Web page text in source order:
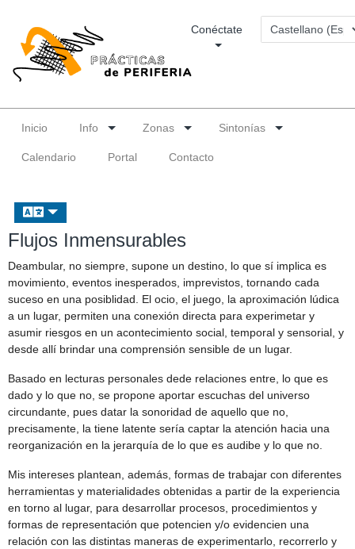
Conéctate
Inicio Info Zonas Sintonías
Calendario Portal Contacto
Flujos Inmensurables
Deambular, no siempre, supone un destino, lo que sí implica es
movimiento, eventos inesperados, imprevistos, tornando cada
suceso en una posiblidad. El ocio, el juego, la aproximación lúdica
a un lugar, permiten una conexión directa para experimetar y
asumir riesgos en un acontecimiento social, temporal y sensorial, y
desde allí brindar una comprensión sensible de un lugar.
Basado en lecturas personales dede relaciones entre, lo que es
dado y lo que no, se propone aportar escuchas del universo
circundante, pues datar la sonoridad de aquello que no,
precisamente, la tiene latente sería captar la atención hacia una
reorganización en la jerarquía de lo que es audibe y lo que no.
Mis intereses plantean, además, formas de trabajar con diferentes
herramientas y materialidades obtenidas a partir de la experiencia
en torno al lugar, para desarrollar procesos, procedimientos y
formas de representación que potencien y/o evidencien una
relación con las distintas maneras de experimentarlo, recorrerlo y